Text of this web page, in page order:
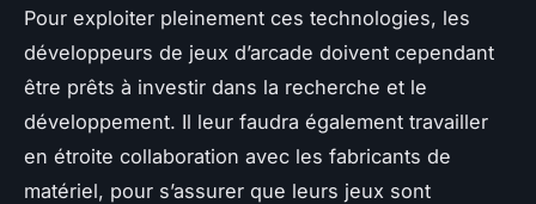
Pour exploiter pleinement ces technologies, les
développeurs de jeux d’arcade doivent cependant
être prêts à investir dans la recherche et le
développement. Il leur faudra également travailler
en étroite collaboration avec les fabricants de
matériel, pour s’assurer que leurs jeux sont